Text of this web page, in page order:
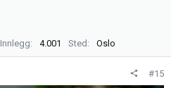
Innlegg 4.001 Sted Oslo
#15